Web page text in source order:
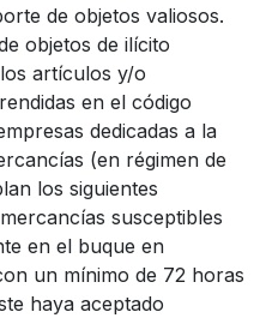
de objetos valiosos.
objetos de ilícito
artículos y/o
en el código
dedicadas a la
(en régimen de
los siguientes
susceptibles
en el buque en
un mínimo de 72 horas
haya aceptado